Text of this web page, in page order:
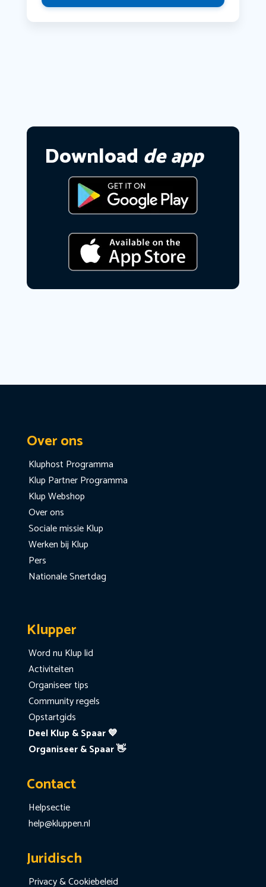
Download de app
Over ons
Kluphost Programma
Klup Partner Programma
Klup Webshop
Over ons
Sociale missie Klup
Werken bij Klup
Pers
Nationale Snertdag
Klupper
Word nu Klup lid
Activiteiten
Organiseer tips
Community regels
Opstartgids
Deel Klup & Spaar 💙
Organiseer & Spaar 👋
Contact
Helpsectie
help@kluppen.nl
Juridisch
Privacy & Cookiebeleid